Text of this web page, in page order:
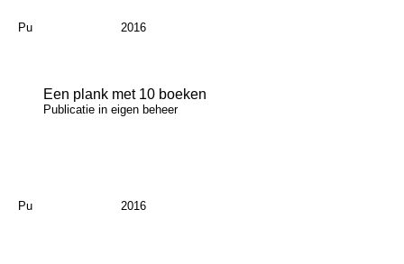
Pu 2016
Een plank met 10 boeken
Publicatie in eigen beheer
Pu 2016